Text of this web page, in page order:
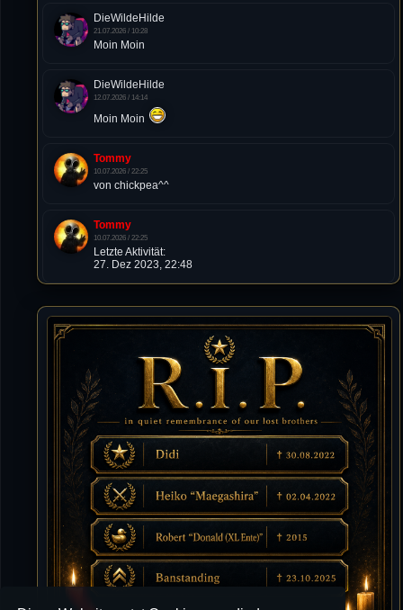
DieWildeHilde
21.07.2026 / 10:28
Moin Moin
DieWildeHilde
12.07.2026 / 14:14
Moin Moin
Tommy
10.07.2026 / 22:25
von chickpea^^
Tommy
10.07.2026 / 22:25
Letzte Aktivität:
27. Dez 2023, 22:48
DieWildeHilde
10.07.2026 / 12:48
Happy Birthday Chickpea
DieWildeHilde
10.07.2026 / 10:08
Hallo meine Lieben!
Isimiyaki
10.07.2026 / 00:34
Alles gute chickpea
Mojochilla
02.07.2026 / 15:53
Was geht aaaaaaaaaaaab